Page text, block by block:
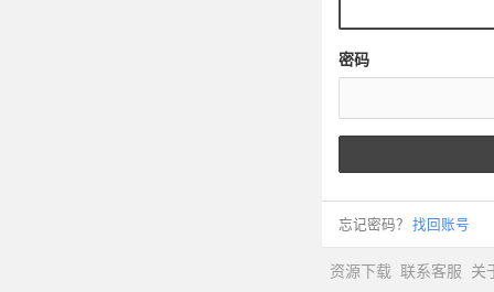
密码
忘记密码？ 找回账号
资源下载 联系客服 关